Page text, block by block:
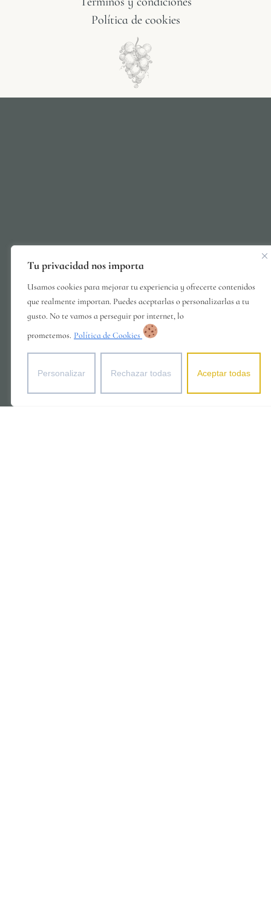
Tu privacidad nos importa
Usamos cookies para mejorar tu experiencia y ofrecerte contenidos
que realmente importan. Puedes aceptarlas o personalizarlas a tu
gusto. No te vamos a perseguir por internet, lo
prometemos. Política de Cookies
Personalizar Rechazar todas Aceptar todas
Política de cookies